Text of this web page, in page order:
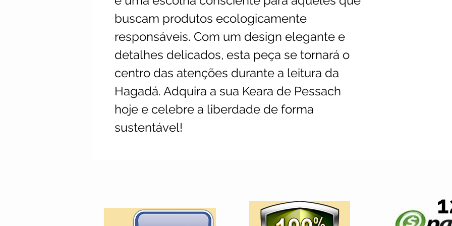
buscam produtos ecologicamente
responsáveis. Com um design elegante e
detalhes delicados, esta peça se tornará o
centro das atenções durante a leitura da
Hagadá. Adquira a sua Keara de Pessach
hoje e celebre a liberdade de forma
sustentável!